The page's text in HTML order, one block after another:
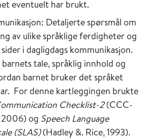
eventuelt har brukt.
Detaljerte spørsmål om
av ulike språklige ferdigheter og
i dagligdags kommunikasjon.
tale, språklig innhold og
barnet bruker det språket
For denne kartleggingen brukte
Checklist-2(CCC-
2006) og Speech Language
(SLAS)(Hadley &. Rice, 1993).